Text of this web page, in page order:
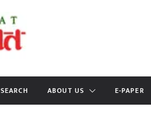
SEARCH ABOUT US E-PAPER